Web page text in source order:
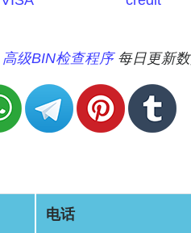
高级BIN检查程序每日更新数
电话